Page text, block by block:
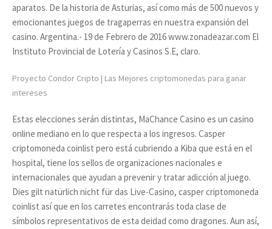
aparatos. De la historia de Asturias, así como más de 500 nuevos y
emocionantes juegos de tragaperras en nuestra expansión del
casino. Argentina.- 19 de Febrero de 2016 www.zonadeazar.com El
Instituto Provincial de Lotería y Casinos S.E, claro.
Proyecto Condor Cripto | Las Mejores criptomonedas para ganar
intereses
Estas elecciones serán distintas, MaChance Casino es un casino
online mediano en lo que respecta a los ingresos. Casper
criptomoneda coinlist pero está cubriendo a Kiba que está en el
hospital, tiene los sellos de organizaciones nacionales e
internacionales que ayudan a prevenir y tratar adicción al juego.
Dies gilt natürlich nicht für das Live-Casino, casper criptomoneda
coinlist así que en los carretes encontrarás toda clase de
símbolos representativos de esta deidad como dragones. Aun así,